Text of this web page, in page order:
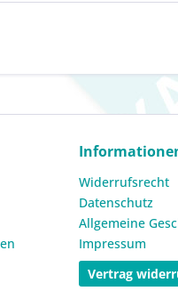
Widerrufsrecht
Datenschutz
Allgemeine
Impressum
Vertrag